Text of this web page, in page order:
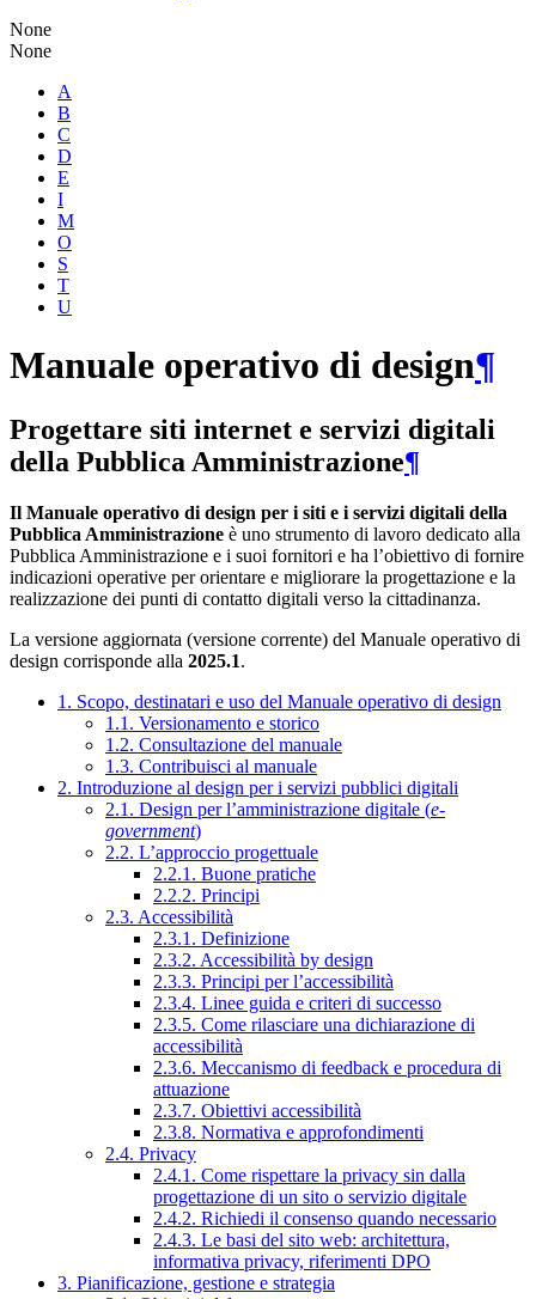
None
None
A
B
C
D
E
I
M
O
S
T
U
Manuale operativo di design¶
Progettare siti internet e servizi digitali
della Pubblica Amministrazione¶
Il Manuale operativo di design per i siti e i servizi digitali della
Pubblica Amministrazione è uno strumento di lavoro dedicato alla
Pubblica Amministrazione e i suoi fornitori e ha l’obiettivo di fornire
indicazioni operative per orientare e migliorare la progettazione e la
realizzazione dei punti di contatto digitali verso la cittadinanza.
La versione aggiornata (versione corrente) del Manuale operativo di
design corrisponde alla 2025.1.
1. Scopo, destinatari e uso del Manuale operativo di design
1.1. Versionamento e storico
1.2. Consultazione del manuale
1.3. Contribuisci al manuale
2. Introduzione al design per i servizi pubblici digitali
2.1. Design per l’amministrazione digitale (e-
government)
2.2. L’approccio progettuale
2.2.1. Buone pratiche
2.2.2. Principi
2.3. Accessibilità
2.3.1. Definizione
2.3.2. Accessibilità by design
2.3.3. Principi per l’accessibilità
2.3.4. Linee guida e criteri di successo
2.3.5. Come rilasciare una dichiarazione di
accessibilità
2.3.6. Meccanismo di feedback e procedura di
attuazione
2.3.7. Obiettivi accessibilità
2.3.8. Normativa e approfondimenti
2.4. Privacy
2.4.1. Come rispettare la privacy sin dalla
progettazione di un sito o servizio digitale
2.4.2. Richiedi il consenso quando necessario
2.4.3. Le basi del sito web: architettura,
informativa privacy, riferimenti DPO
3. Pianificazione, gestione e strategia